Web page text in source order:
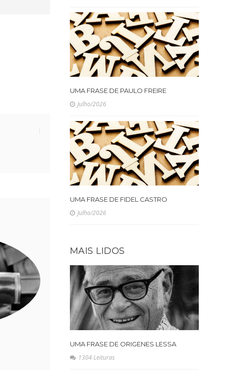
UMA FRASE DE PAULO FREIRE
Julho/2026
UMA FRASE DE FIDEL CASTRO
Julho/2026
MAIS LIDOS
UMA FRASE DE ORIGENES LESSA
1304 Leituras